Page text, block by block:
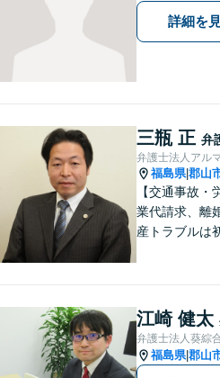
詳細を
三瓶 正 弁
弁護士法人アル
福島県|郡山
【交通事故・
業代請求、離
産トラブルは
は着手金0円
も可能】
江崎 健太
弁護士法人葵綜
福島県|郡山